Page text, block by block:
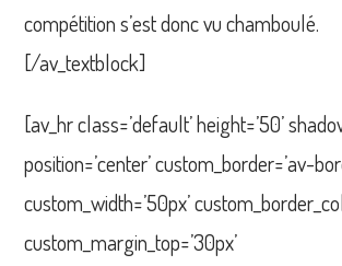
compétition s’est donc vu chamboulé.
[/av_textblock]
[av_hr class=’default’ height=’50’
position=’center’ custom_border=’av-
custom_width=’50px’
custom_margin_top=’30px’